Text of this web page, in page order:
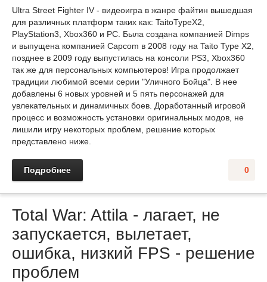
Ultra Street Fighter IV - видеоигра в жанре файтин вышедшая
для различных платформ таких как: TaitoTypeX2,
PlayStation3, Xbox360 и PC. Была создана компанией Dimps
и выпущена компанией Capcom в 2008 году на Taito Type X2,
позднее в 2009 году выпустилась на консоли PS3, Xbox360
так же для персональных компьютеров! Игра продолжает
традиции любимой всеми серии "Уличного Бойца". В нее
добавлены 6 новых уровней и 5 пять персонажей для
увлекательных и динамичных боев. Доработанный игровой
процесс и возможность установки оригинальных модов, не
лишили игру некоторых проблем, решение которых
представлено ниже.
0
Подробнее
Total War: Attila - лагает, не
запускается, вылетает,
ошибка, низкий FPS - решение
проблем